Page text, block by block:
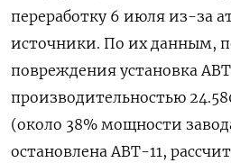
переработку 6 июля из-за
источники. По их данным,
повреждения установка
производительностью
(около 38% мощности
остановлена АВТ-11,